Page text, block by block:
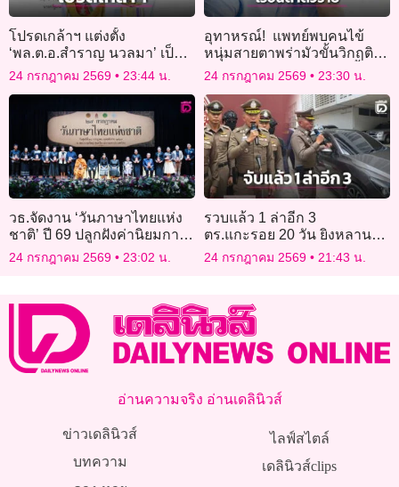
โปรดเกล้าฯ แต่งตั้ง
‘พล.ต.อ.สำราญ นวลมา’ เป็น
ผบ.ตร. มีผล 1 ต.ค.
24 กรกฎาคม 2569 23:44 น.
อุทาหรณ์! แพทย์พบคนไข้
หนุ่มสายตาพร่ามัวขั้นวิกฤติ
เหตุจากพฤติกรรมชอบขยี้ตา
และไม่รักษาความสะอาด
24 กรกฎาคม 2569 23:30 น.
วธ.จัดงาน ‘วันภาษาไทยแห่ง
ชาติ’ ปี 69 ปลูกฝังค่านิยมการ
ใช้ภาษาไทยให้ถูกต้องเหมาะ
24 กรกฎาคม 2569 23:02 น.
รวบแล้ว 1 ล่าอีก 3
ตร.แกะรอย 20 วัน ยิงหลาน
อดีตนายกอ้อมน้อย คาใจปม
แค้นต่างสถาบัน
24 กรกฎาคม 2569 21:43 น.
อ่านความจริง อ่านเดลินิวส์
ข่าวเดลินิวส์
บทความ
ไลฟ์สไตล์
เดลินิวส์clips